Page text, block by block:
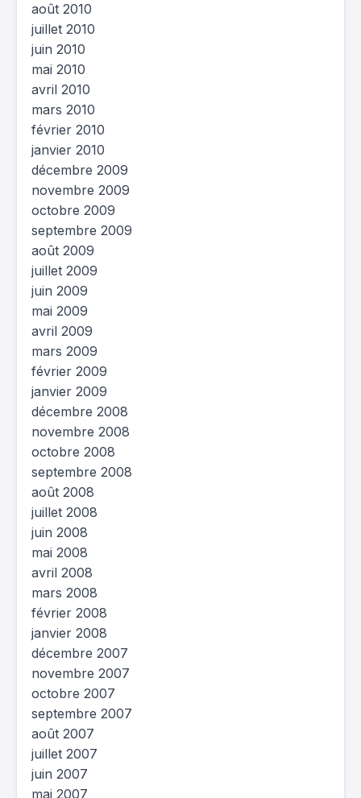
août 2010
juillet 2010
juin 2010
mai 2010
avril 2010
mars 2010
février 2010
janvier 2010
décembre 2009
novembre 2009
octobre 2009
septembre 2009
août 2009
juillet 2009
juin 2009
mai 2009
avril 2009
mars 2009
février 2009
janvier 2009
décembre 2008
novembre 2008
octobre 2008
septembre 2008
août 2008
juillet 2008
juin 2008
mai 2008
avril 2008
mars 2008
février 2008
janvier 2008
décembre 2007
novembre 2007
octobre 2007
septembre 2007
août 2007
juillet 2007
juin 2007
mai 2007